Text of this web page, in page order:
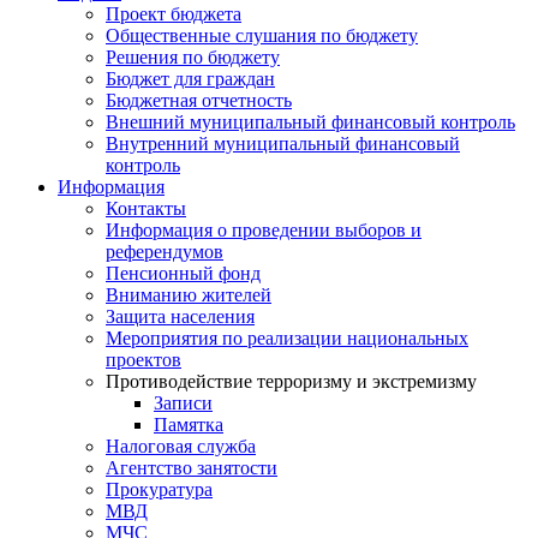
Проект бюджета
Общественные слушания по бюджету
Решения по бюджету
Бюджет для граждан
Бюджетная отчетность
Внешний муниципальный финансовый контроль
Внутренний муниципальный финансовый
контроль
Информация
Контакты
Информация о проведении выборов и
референдумов
Пенсионный фонд
Вниманию жителей
Защита населения
Мероприятия по реализации национальных
проектов
Противодействие терроризму и экстремизму
Записи
Памятка
Налоговая служба
Агентство занятости
Прокуратура
МВД
МЧС